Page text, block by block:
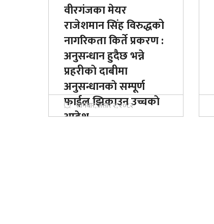
वीरगंजका मेयर
राजेशमान सिंह विरुद्धको
नागरिकता किर्ते प्रकरण :
अनुसन्धान हुदैछ भन्ने
प्रहरीकाे दाबीमा
अनुसन्धानकाे सम्पूर्ण
फाईल झिकाउन उच्चकाे
आदेश
सोमबार, असार २, २०८२